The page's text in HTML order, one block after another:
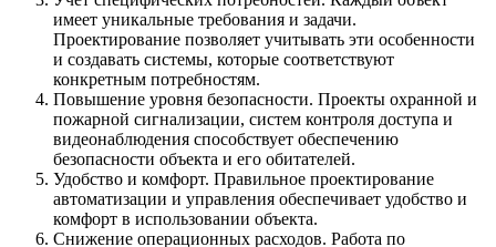
имеет уникальные требования и задачи.
Проектирование позволяет учитывать эти особенности
и создавать системы, которые соответствуют
конкретным потребностям.
Повышение уровня безопасности. Проекты охранной и
пожарной сигнализации, систем контроля доступа и
видеонаблюдения способствует обеспечению
безопасности объекта и его обитателей.
Удобство и комфорт. Правильное проектирование
автоматизации и управления обеспечивает удобство и
комфорт в использовании объекта.
Снижение операционных расходов. Работа по